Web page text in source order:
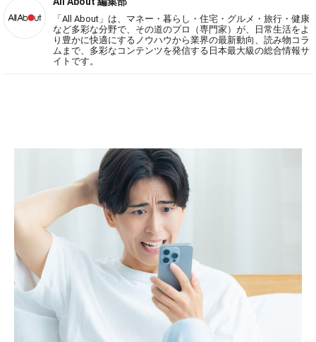
「All About」は、マネー・暮らし・住宅・グルメ・旅行・健康
など多彩な分野で、その道のプロ（専門家）が、日常生活をよ
り豊かに快適にするノウハウから業界の最新動向、読み物コラ
ムまで、多彩なコンテンツを発信する日本最大級の総合情報サ
イトです。